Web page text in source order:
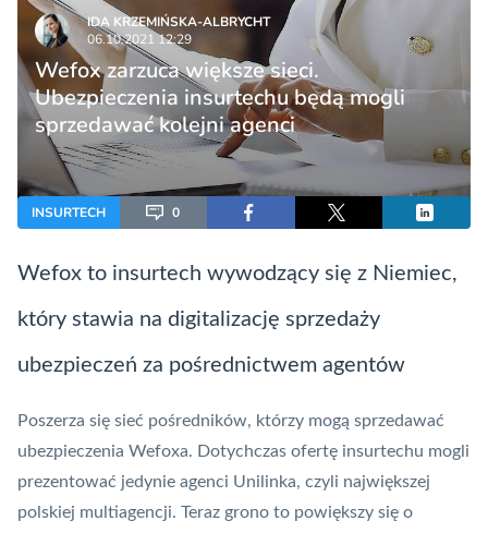
IDA KRZEMIŃSKA-ALBRYCHT
06.10.2021 12:29
Wefox zarzuca większe sieci.
Ubezpieczenia insurtechu będą mogli
sprzedawać kolejni agenci
INSURTECH 0
Wefox to insurtech wywodzący się z Niemiec,
który stawia na digitalizację sprzedaży
ubezpieczeń za pośrednictwem agentów
Poszerza się sieć pośredników, którzy mogą sprzedawać
ubezpieczenia Wefoxa. Dotychczas ofertę insurtechu mogli
prezentować jedynie agenci Unilinka, czyli największej
polskiej multiagencji. Teraz grono to powiększy się o